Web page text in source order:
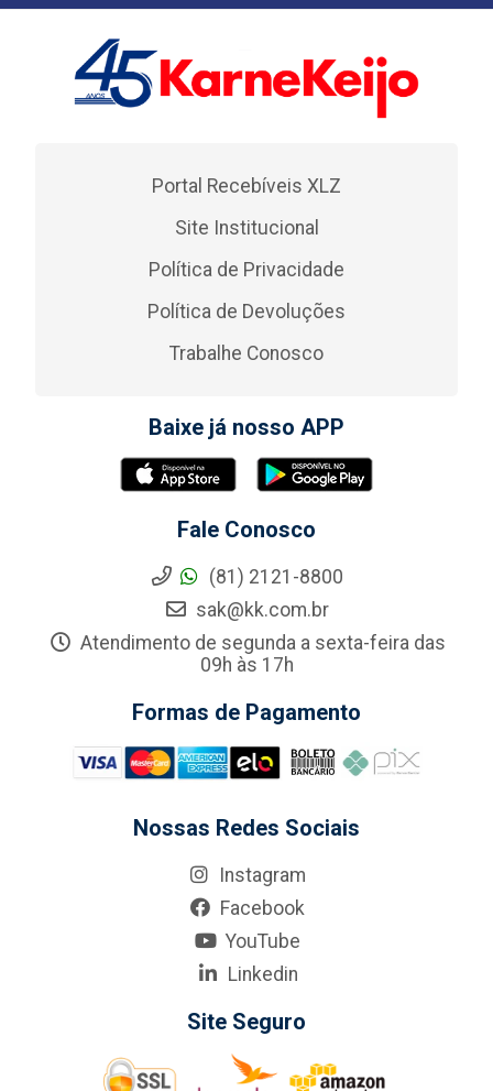
Portal Recebíveis XLZ
Site Institucional
Política de Privacidade
Política de Devoluções
Trabalhe Conosco
Baixe já nosso APP
Fale Conosco
(81) 2121-8800
sak@kk.com.br
Atendimento de segunda a sexta-feira das
09h às 17h
Formas de Pagamento
Nossas Redes Sociais
Instagram
Facebook
YouTube
Linkedin
Site Seguro